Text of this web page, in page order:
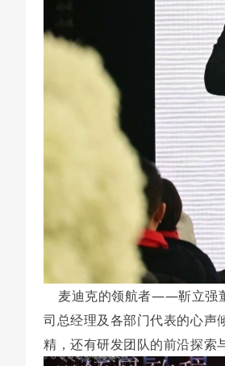
麦迪克的领航者——靳立强董
司总经理及各部门代表的心
精，还有研发团队的前沿探索